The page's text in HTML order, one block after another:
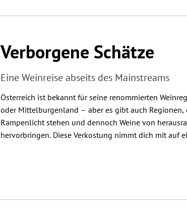
Roten, die das Feuer in sich tragen. Während der
Verborgene Schätze
Eine Weinreise abseits des Mainstreams
Österreich ist bekannt für seine renommierten
oder Mittelburgenland – aber es gibt auch Regionen,
Rampenlicht stehen und dennoch Weine von
hervorbringen. Diese Verkostung nimmt dich mit auf
in die unterschätzten Anbaugebiete Österreichs und
Vulkanland Steiermark, Thermenregion, Wagram,